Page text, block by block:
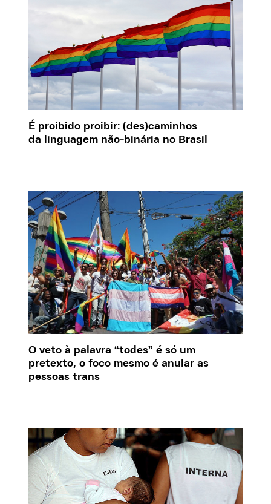
É proibido proibir: (des)caminhos
da linguagem não-binária no Brasil
O veto à palavra “todes” é só um
pretexto, o foco mesmo é anular as
pessoas trans